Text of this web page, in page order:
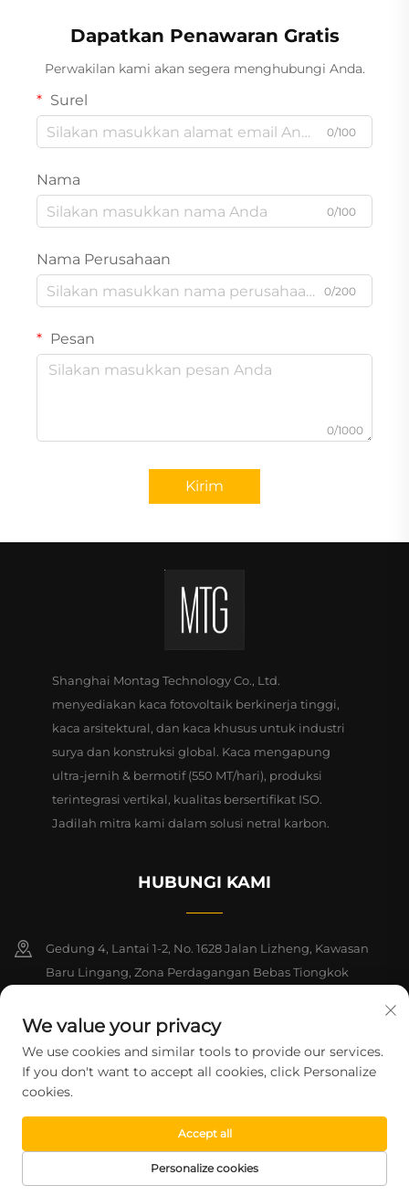
Dapatkan Penawaran Gratis
Perwakilan kami akan segera menghubungi Anda.
Surel
0/100
Nama
0/100
Nama Perusahaan
0/200
Pesan
0/1000
Kirim
Shanghai Montag Technology Co., Ltd.
menyediakan kaca fotovoltaik berkinerja tinggi,
kaca arsitektural, dan kaca khusus untuk industri
surya dan konstruksi global. Kaca mengapung
ultra-jernih & bermotif (550 MT/hari), produksi
terintegrasi vertikal, kualitas bersertifikat ISO.
Jadilah mitra kami dalam solusi netral karbon.
HUBUNGI KAMI
Gedung 4, Lantai 1-2, No. 1628 Jalan Lizheng, Kawasan
Baru Lingang, Zona Perdagangan Bebas Tiongkok
+86-15124919712
[email protected]
Hak Cipta © 2026 Shanghai Montege Technology Co., Ltd. Seluruh
hak dilindungi undang-undang. Kebijakan Privasi
HALAMAN
We value your privacy
We use cookies and similar tools to provide our services.
If you don't want to accept all cookies, click Personalize
cookies.
Personalize cookies
Accept all